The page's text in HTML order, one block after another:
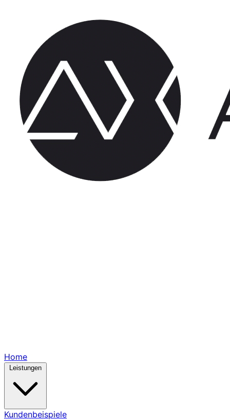
Home
Kundenbeispiele